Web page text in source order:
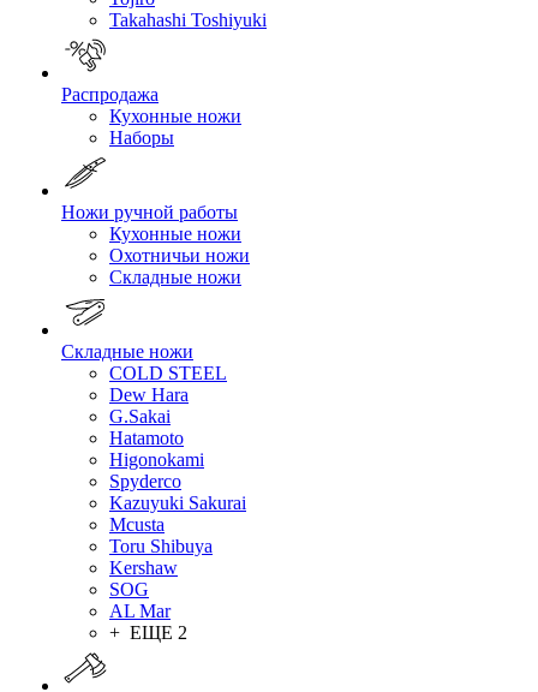
Takahashi Toshiyuki
Распродажа
Кухонные ножи
Наборы
Ножи ручной работы
Кухонные ножи
Охотничьи ножи
Складные ножи
Складные ножи
COLD STEEL
Dew Hara
G.Sakai
Hatamoto
Higonokami
Spyderco
Kazuyuki Sakurai
Mcusta
Toru Shibuya
Kershaw
SOG
AL Mar
+ ЕЩЕ 2